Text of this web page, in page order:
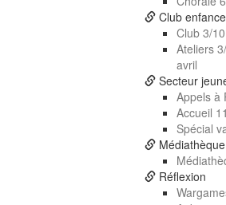
Club
Club 3/
Ateliers
avril
Secteur
Appels à
Accueil
Spécial
Médiathèque
Réflexion